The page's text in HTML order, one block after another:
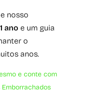
nosso
ano e um guia
o
anos.
e conte com